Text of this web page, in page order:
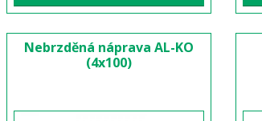
Nebrzděná náprava AL-KO
(4x100)